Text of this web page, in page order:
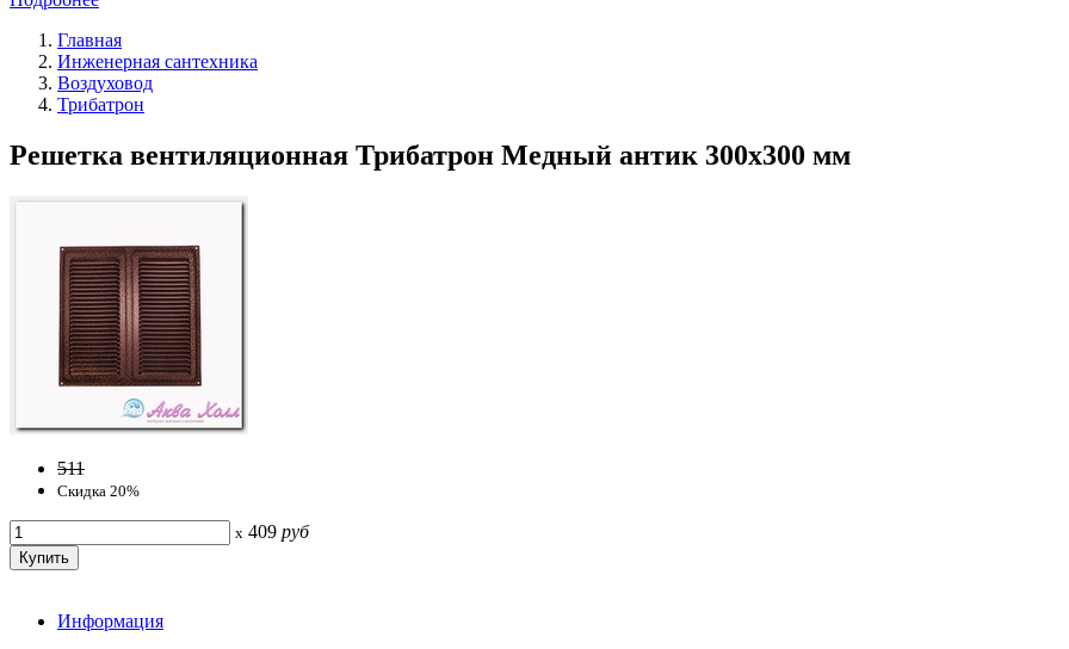
Главная
Инженерная сантехника
Воздуховод
Трибатрон
Решетка вентиляционная Трибатрон Медный антик 300x300 мм
511
Скидка 20%
x 409 руб
Информация